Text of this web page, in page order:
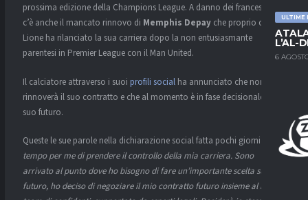
ULTIME
L’AL-
6
prossima edizione della Champions League. A danno dei francesi poi
c’è anche il mancato rinnovo di Memphis Depay che proprio con il
Lione ha rilanciato la sua carriera dopo la non entusiasmante
parentesi in Premier League con il Man United.
Il calciatore attraverso i suoi profili social ha annunciato che non
rinnoverà il suo contratto e che al momento è in fase decisionale per il
suo futuro.
Queste le sue parole nella dichiarazione social fatta pochi giorni fa:
“E’
tempo per me di prendere il controllo della mia carriera. Sono
arrivato al punto dove ho bisogno di fare un’importante scelta sul mio
futuro, ho deciso di negoziare il mio contratto futuro insieme al mio